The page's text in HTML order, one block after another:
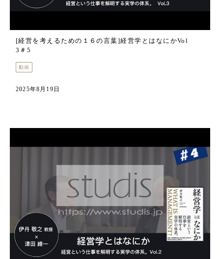
[経営を考えるための１６の言葉]経営学とはなにかVol
3＃5
動画
2025年8月19日